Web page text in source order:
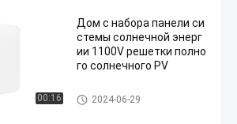
00:16
Дом с набора панели си
стемы солнечной энерг
ии 1100V решетки полно
го солнечного PV
система хранения солнечной
энергии
2024-06-29